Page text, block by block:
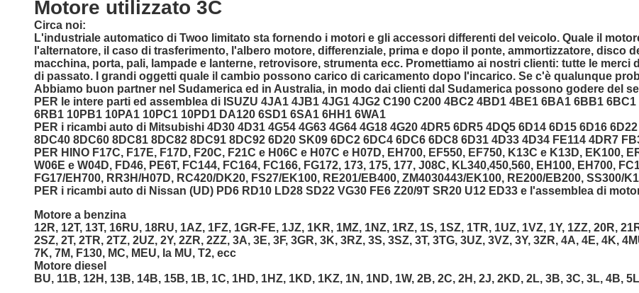
Motore utilizzato 3C
Circa noi:
L'industriale automatico di Twoo limitato sta fornendo i motori e gli accessori differenti del veicolo. Quale il
l'alternatore, il caso di trasferimento, l'albero motore, differenziale, prima e dopo il ponte, ammortizzatore, disco
macchina, porta, pali, lampade e lanterne, retrovisore, strumenta ecc. Promettiamo ai nostri clienti: tutte le
di passato. I grandi oggetti quale il cambio possono carico di caricamento dopo l'incarico. Se c'è qualunque
Abbiamo buon partner nel Sudamerica ed in Australia, in modo dai clienti dal Sudamerica possono godere del
PER le intere parti ed assemblea di ISUZU 4JA1 4JB1 4JG1 4JG2 C190 C200 4BC2 4BD1 4BE1 6BA1 6BB1
6RB1 10PB1 10PA1 10PC1 10PD1 DA120 6SD1 6SA1 6HH1 6WA1
PER i ricambi auto di Mitsubishi 4D30 4D31 4G54 4G63 4G64 4G18 4G20 4DR5 6DR5 4DQ5 6D14 6D15 6D16
8DC40 8DC60 8DC81 8DC82 8DC91 8DC92 6D20 SK09 6DC2 6DC4 6DC6 6DC8 6D31 4D33 4D34 FE114 4DR7
PER HINO F17C, F17E, F17D, F20C, F21C e H06C e H07C e H07D, EH700, EF550, EF750, K13C e K13D, EK100,
W06E e W04D, FD46, PE6T, FC144, FC164, FC166, FG172, 173, 175, 177, J08C, KL340,450,560, EH100, EH700,
FG17/EH700, RR3H/H07D, RC420/DK20, FS27/EK100, RE201/EB400, ZM4030443/EK100, RE200/EB200, SS300/
PER i ricambi auto di Nissan (UD) PD6 RD10 LD28 SD22 VG30 FE6 Z20/9T SR20 U12 ED33 e l'assemblea di
Motore a benzina
12R, 12T, 13T, 16RU, 18RU, 1AZ, 1FZ, 1GR-FE, 1JZ, 1KR, 1MZ, 1NZ, 1RZ, 1S, 1SZ, 1TR, 1UZ, 1VZ, 1Y, 1ZZ, 20R,
2SZ, 2T, 2TR, 2TZ, 2UZ, 2Y, 2ZR, 2ZZ, 3A, 3E, 3F, 3GR, 3K, 3RZ, 3S, 3SZ, 3T, 3TG, 3UZ, 3VZ, 3Y, 3ZR, 4A, 4E, 4K,
7K, 7M, F130, MC, MEU, la MU, T2, ecc
Motore diesel
BU, 11B, 12H, 13B, 14B, 15B, 1B, 1C, 1HD, 1HZ, 1KD, 1KZ, 1N, 1ND, 1W, 2B, 2C, 2H, 2J, 2KD, 2L, 3B, 3C, 3L, 4B,